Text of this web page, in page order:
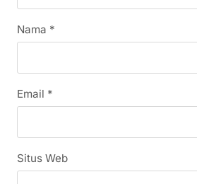
Nama *
Email *
Situs Web